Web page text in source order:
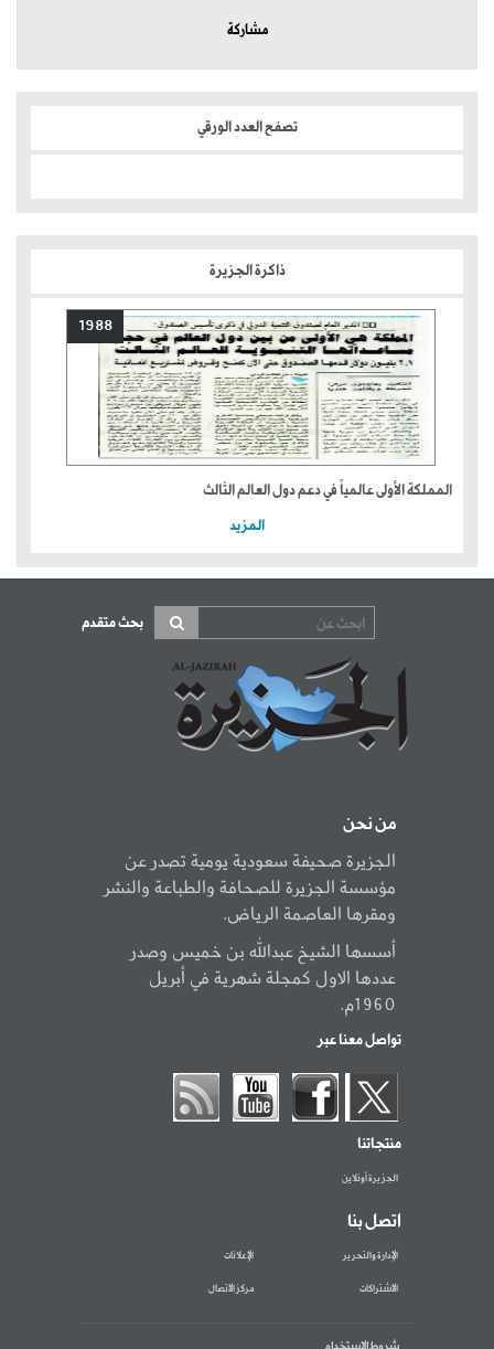
مشاركة
تصفح العدد الورقي
ذاكرة الجزيرة
1988
المملكة الأولى عالمياً في دعم دول العالم الثالث
المزيد
بحث متقدم
من نحن
الجزيرة صحيفة سعودية يومية تصدر عن
مؤسسة الجزيرة للصحافة والطباعة والنشر
ومقرها العاصمة الرياض.
أسسها الشيخ عبدالله بن خميس وصدر
عددها الاول كمجلة شهرية في أبريل
1960م.
تواصل معنا عبر
منتجاتنا
الجزيرة أونلاين
اتصل بنا
الإدارة والتحرير الإعلانات
الاشتراكات مركز الاتصال